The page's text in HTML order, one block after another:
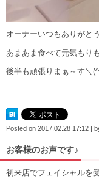
オーナーいつもありがと
あまあま食べて元気もり
後半も頑張りまぁ～す＼
Posted on 2017.02.28 17:12 |
お客様のお声です♪
初来店でフェイシャルを